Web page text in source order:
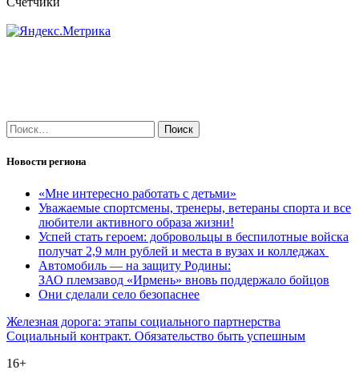
Найти:
Новости региона
«Мне интересно работать с детьми»
Уважаемые спортсмены, тренеры, ветераны спорта и все
любители активного образа жизни!
Успей стать героем: добровольцы в беспилотные войска
получат 2,9 млн рублей и места в вузах и колледжах
Автомобиль — на защиту Родины:
ЗАО племзавод «Ирмень» вновь поддержало бойцов
Они сделали село безопаснее
Навигация
по
записям
Железная дорога: этапы социального партнерства
Социальный контракт. Обязательство быть успешным
16+